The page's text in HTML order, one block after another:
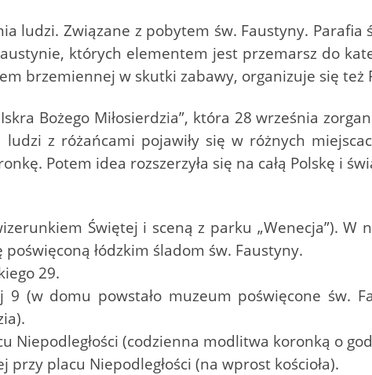
ludzi. Związane z pobytem św. Faustyny. Parafia
których elementem jest przemarsz do
brzemiennej w skutki zabawy, organizuje się też
Bożego Miłosierdzia”, która 28 września
z różańcami pojawiły się w różnych
Potem idea rozszerzyła się na całą Polskę i
Świętej i sceną z parku „Wenecja”). W
łódzkim śladom św. Faustyny.
29.
(w domu powstało muzeum poświęcone św.
Niepodległości (codzienna modlitwa koronką o
placu Niepodległości (na wprost kościoła).